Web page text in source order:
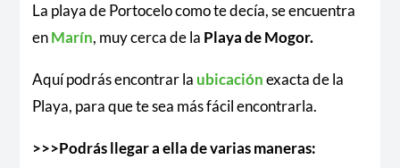
La playa de Portocelo como te decía, se encuentra
enMarín, muy cerca de la Playa de Mogor.
Aquí podrás encontrar la ubicaciónexacta de la
Playa, para que te sea más fácil encontrarla.
>>>Podrás llegar a ella de varias maneras: